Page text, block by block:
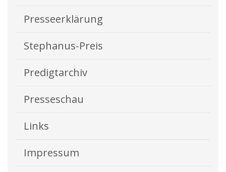
Presseerklärung
Stephanus-Preis
Predigtarchiv
Presseschau
Links
Impressum